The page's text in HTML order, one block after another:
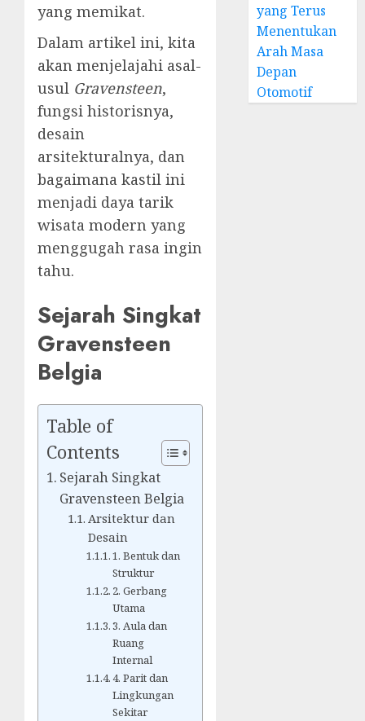
yang memikat.
Dalam artikel ini, kita
akan menjelajahi asal-
usul Gravensteen,
fungsi historisnya,
desain
arsitekturalnya, dan
bagaimana kastil ini
menjadi daya tarik
wisata modern yang
menggugah rasa ingin
tahu.
Sejarah Singkat
Gravensteen
Belgia
Table of
Contents
Sejarah Singkat
Gravensteen Belgia
Arsitektur dan
Desain
1. Bentuk dan
Struktur
2. Gerbang
Utama
3. Aula dan
Ruang
Internal
4. Parit dan
Lingkungan
Sekitar
yang Terus
Menentukan
Arah Masa
Depan
Otomotif